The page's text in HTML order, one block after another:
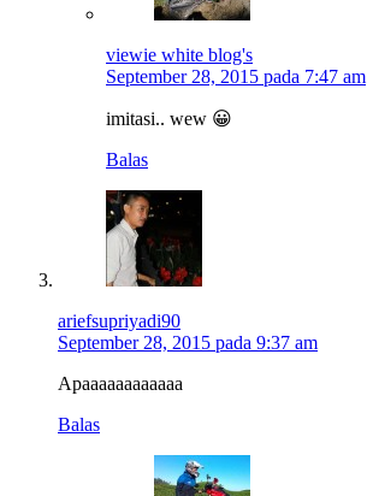
viewie white blog's
September 28, 2015 pada 7:47 am
imitasi.. wew 😀
Balas
ariefsupriyadi90
September 28, 2015 pada 9:37 am
Apaaaaaaaaaaaa
Balas